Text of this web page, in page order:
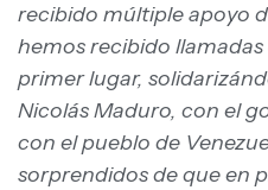
recibido múltiple apoyo
hemos recibido
primer lugar,
Nicolás Maduro, con el
con el pueblo de
sorprendidos de que en